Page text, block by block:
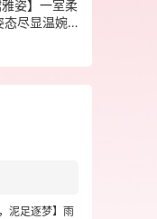
姿】一室柔
态尽显温婉
泥足逐梦】雨